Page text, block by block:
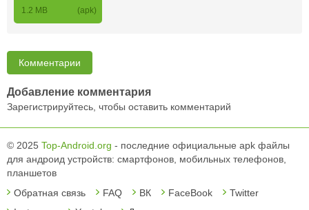
1.2 MB (apk)
Комментарии
Добавление комментария
Зарегистрируйтесь, чтобы оставить комментарий
© 2025 Top-Android.org - последние официальные apk файлы
для андроид устройств: смартфонов, мобильных телефонов,
планшетов
Обратная связь
FAQ ВК FaceBook
Twitter